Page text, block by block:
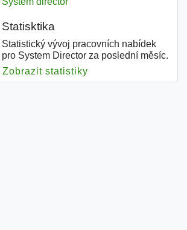
Statisktika
Statistický vývoj pracovních nabídek
pro System Director za poslední měsíc.
Zobrazit statistiky